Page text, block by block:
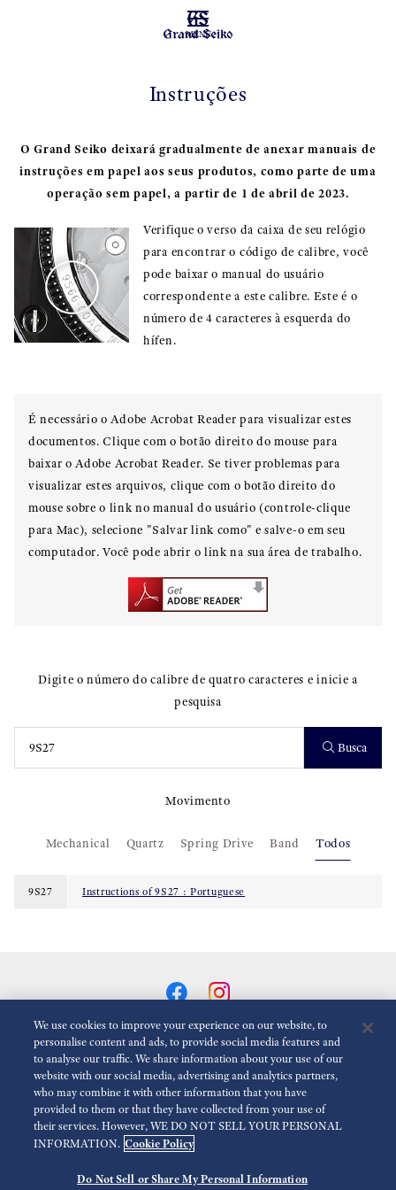
MENU
Instruções
O Grand Seiko deixará gradualmente de anexar manuais de
instruções em papel aos seus produtos, como parte de uma
operação sem papel, a partir de 1 de abril de 2023.
Verifique o verso da caixa de seu relógio
para encontrar o código de calibre, você
pode baixar o manual do usuário
correspondente a este calibre. Este é o
número de 4 caracteres à esquerda do
hífen.
É necessário o Adobe Acrobat Reader para visualizar estes
documentos. Clique com o botão direito do mouse para
baixar o Adobe Acrobat Reader. Se tiver problemas para
visualizar estes arquivos, clique com o botão direito do
mouse sobre o link no manual do usuário (controle-clique
para Mac), selecione "Salvar link como" e salve-o em seu
computador. Você pode abrir o link na sua área de trabalho.
Digite o número do calibre de quatro caracteres e inicie a
pesquisa
Busca
Movimento
Mechanical Quartz Spring Drive Band Todos
9S27 Instructions of 9S27 : Portuguese
Reduzir animações Desativado
Para a mídia Termos de uso Politica de Privacidade
Política de Cookies
We use cookies to improve your experience on our website, to
personalise content and ads, to provide social media features and
to analyse our traffic. We share information about your use of our
website with our social media, advertising and analytics partners,
who may combine it with other information that you have
provided to them or that they have collected from your use of
their services. However, WE DO NOT SELL YOUR PERSONAL
INFORMATION. Cookie Policy
Do Not Sell or Share My Personal Information